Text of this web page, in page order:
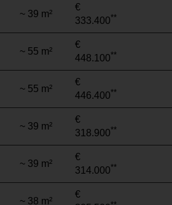
~ 39 m²
€
333.400**
~ 55 m²
€
448.100**
~ 55 m²
€
446.400**
~ 39 m²
€
318.900**
~ 39 m²
€
314.000**
~ 38 m²
€